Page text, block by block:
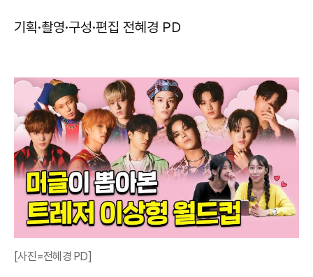
기획·촬영·구성·편집 전혜경 PD
[사진=전혜경 PD]